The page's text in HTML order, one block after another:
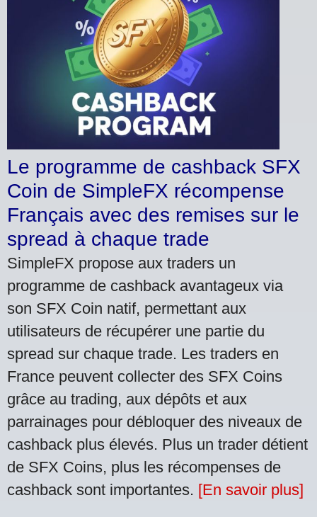
Le programme de cashback SFX
Coin de SimpleFX récompense
Français avec des remises sur le
spread à chaque trade
SimpleFX propose aux traders un
programme de cashback avantageux via
son SFX Coin natif, permettant aux
utilisateurs de récupérer une partie du
spread sur chaque trade. Les traders en
France peuvent collecter des SFX Coins
grâce au trading, aux dépôts et aux
parrainages pour débloquer des niveaux de
cashback plus élevés. Plus un trader détient
de SFX Coins, plus les récompenses de
cashback sont importantes. [En savoir plus]